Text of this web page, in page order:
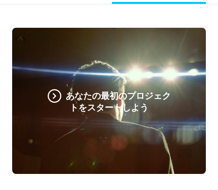
あなたの最初のプロジェク
トをスタートしよう